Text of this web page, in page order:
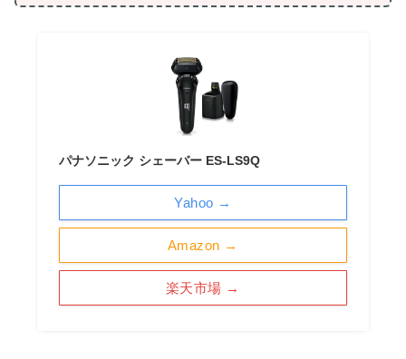
パナソニック シェーバー ES-LS9Q
Amazon →
楽天市場 →
Yahoo →